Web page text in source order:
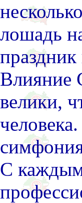
лошадь
Влияние
велики,
С каждым